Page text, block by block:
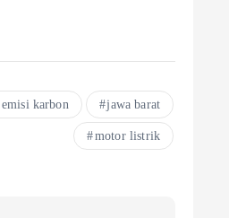
emisi karbon jawa barat
motor listrik